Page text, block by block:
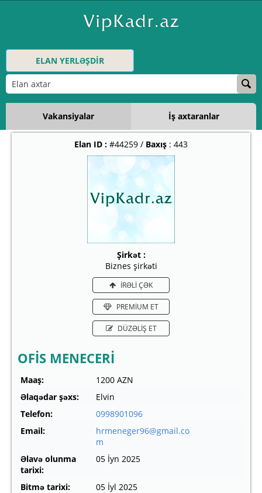
ELAN YERLƏŞDİR
Vakansiyalar İş axtaranlar
Elan ID : #44259 / Baxış : 443
Şirkət :
Biznes şirkəti
İRƏLİ ÇƏK
PREMİUM ET
DÜZƏLİŞ ET
OFİS MENECERİ
Maaş:
1200 AZN
Əlaqədar şəxs:
Elvin
Telefon:
0998901096
Email:
hrmeneger96@gmail.co
m
Əlavə olunma
tarixi:
05 İyn 2025
Bitmə tarixi: 05 İyl 2025